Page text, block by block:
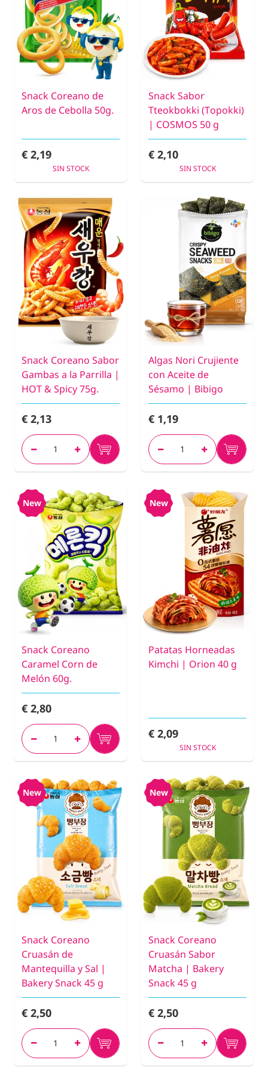
Snack Coreano de
Aros de Cebolla 50g.
€ 2,19
SIN STOCK
Snack Sabor
Tteokbokki (Topokki)
| COSMOS 50 g
€ 2,10
SIN STOCK
Snack Coreano Sabor
Gambas a la Parrilla |
HOT & Spicy 75g.
€ 2,13
Algas Nori Crujiente
con Aceite de
Sésamo | Bibigo
€ 1,19
New
Snack Coreano
Caramel Corn de
Melón 60g.
€ 2,80
New
Patatas Horneadas
Kimchi | Orion 40 g
€ 2,09
SIN STOCK
New
Snack Coreano
Cruasán de
Mantequilla y Sal |
Bakery Snack 45 g
€ 2,50
New
Snack Coreano
Cruasán Sabor
Matcha | Bakery
Snack 45 g
€ 2,50